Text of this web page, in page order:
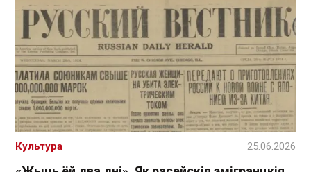
Культура 25.06.2026